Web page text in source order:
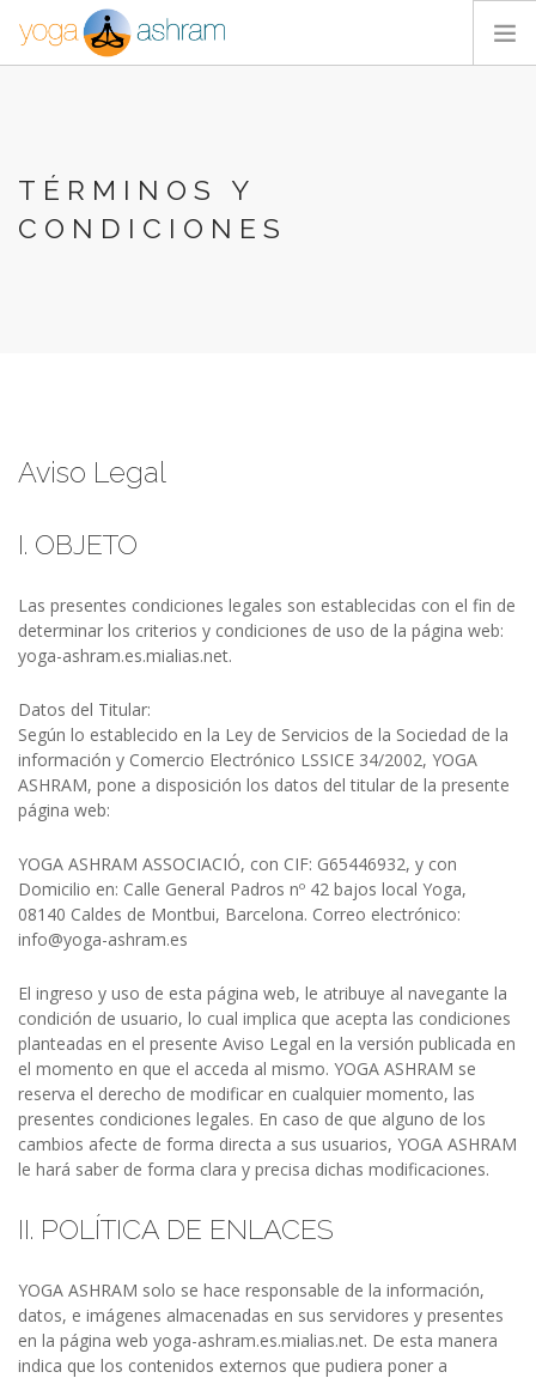
BLOG
CONTACTA
TÉRMINOS Y
CONDICIONES
Aviso Legal
I. OBJETO
Las presentes condiciones legales son establecidas con el fin de
determinar los criterios y condiciones de uso de la página web:
yoga-ashram.es.mialias.net.
Datos del Titular:
Según lo establecido en la Ley de Servicios de la Sociedad de la
información y Comercio Electrónico LSSICE 34/2002, YOGA
ASHRAM, pone a disposición los datos del titular de la presente
página web:
YOGA ASHRAM ASSOCIACIÓ, con CIF: G65446932, y con
Domicilio en: Calle General Padros nº 42 bajos local Yoga,
08140 Caldes de Montbui, Barcelona. Correo electrónico:
info@yoga-ashram.es
El ingreso y uso de esta página web, le atribuye al navegante la
condición de usuario, lo cual implica que acepta las condiciones
planteadas en el presente Aviso Legal en la versión publicada en
el momento en que el acceda al mismo. YOGA ASHRAM se
reserva el derecho de modificar en cualquier momento, las
presentes condiciones legales. En caso de que alguno de los
cambios afecte de forma directa a sus usuarios, YOGA ASHRAM
le hará saber de forma clara y precisa dichas modificaciones.
II. POLÍTICA DE ENLACES
YOGA ASHRAM solo se hace responsable de la información,
datos, e imágenes almacenadas en sus servidores y presentes
en la página web yoga-ashram.es.mialias.net. De esta manera
indica que los contenidos externos que pudiera poner a